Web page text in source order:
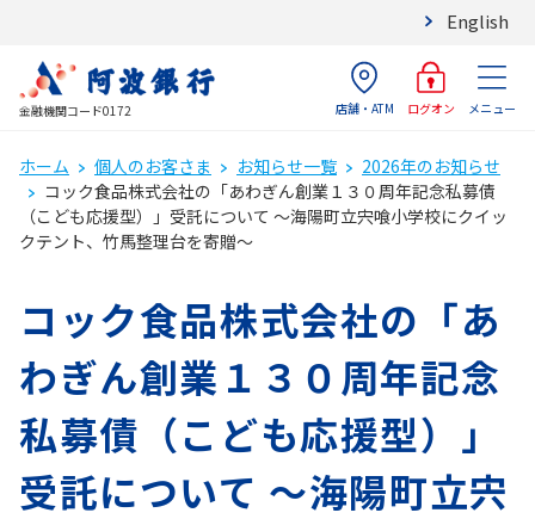
English
金融機関コード0172 店舗・ATM ログオン メニュー
ホーム 個人のお客さま お知らせ一覧
2026年のお知らせ
コック食品株式会社の「あわぎん創業１３０周年記念私募債
（こども応援型）」受託について ～海陽町立宍喰小学校にクイッ
クテント、竹馬整理台を寄贈～
コック食品株式会社の「あ
わぎん創業１３０周年記念
私募債（こども応援型）」
受託について ～海陽町立宍